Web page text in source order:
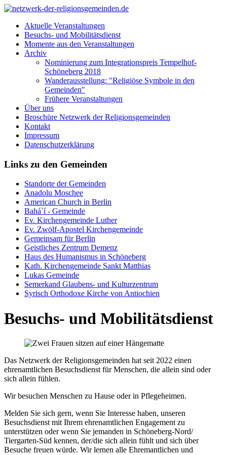
Aktuelle Veranstaltungen
Besuchs- und Mobilitätsdienst
Momente aus den Veranstaltungen
Archiv
Nominierung zum Integrationspreis Tempelhof-
Schöneberg 2018
Wanderausstellung: "Religiöse Symbole in den
Gemeinden"
Frühere Veranstaltungen
Über uns
Broschüre Netzwerk der Religionsgemeinden
Kontakt
Impressum
Datenschutzerklärung
Links zu den Gemeinden
Standorte der Gemeinden
Anadolu Moschee
American Church in Berlin
Bahá`í - Gemeinde
Ev. Kirchengemeinde Luther
Ev. Zwölf-Apostel Kirchengemeinde
Gemeinsam für Berlin
Geistliches Zentrum Demenz
Haus des Humanismus in Schöneberg
Kath. Kirchengemeinde Sankt Matthias
Lukas Gemeinde
Semerkand Glaubens- und Kulturzentrum
Syrisch Orthodoxe Kirche von Antiochien
Besuchs- und Mobilitätsdienst
Das Netzwerk der Religionsgemeinden hat seit 2022 einen
ehrenamtlichen Besuchsdienst für Menschen, die allein sind oder
sich allein fühlen.
Wir besuchen Menschen zu Hause oder in Pflegeheimen.
Melden Sie sich gern, wenn Sie Interesse haben, unseren
Besuchsdienst mit Ihrem ehrenamtlichen Engagement zu
unterstützen oder wenn Sie jemanden in Schöneberg-Nord/
Tiergarten-Süd kennen, der/die sich allein fühlt und sich über
Besuche freuen würde. Wir lernen alle Ehremantlichen und